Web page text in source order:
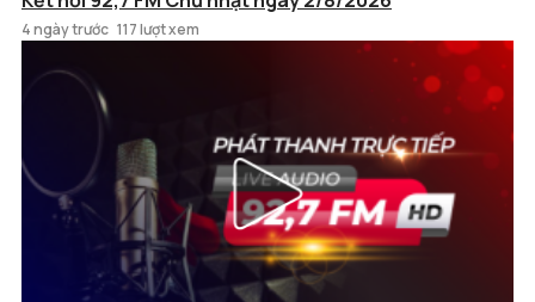
4 ngày trước 117 lượt xem